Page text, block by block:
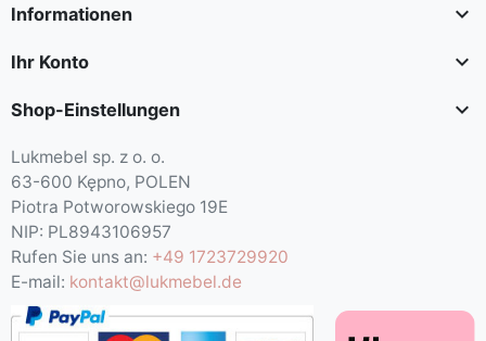
Informationen 
Ihr Konto 
Shop-Einstellungen 
Lukmebel sp. z o. o.
63-600 Kępno, POLEN
Piotra Potworowskiego 19E
NIP: PL8943106957
Rufen Sie uns an: +49 1723729920
E-mail: kontakt@lukmebel.de